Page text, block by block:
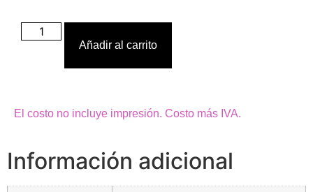
Añadir al carrito
El costo no incluye impresión. Costo más IVA.
Información adicional